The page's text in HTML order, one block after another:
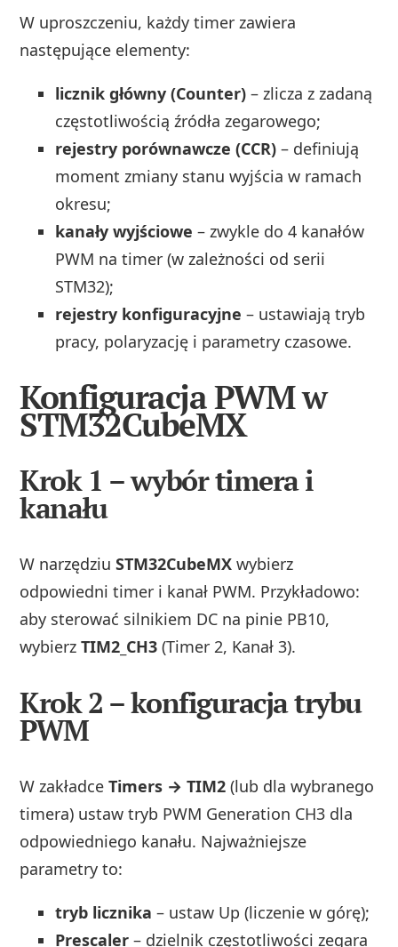
W uproszczeniu, każdy timer zawiera
następujące elementy:
licznik główny (Counter) – zlicza z zadaną
częstotliwością źródła zegarowego;
rejestry porównawcze (CCR) – definiują
moment zmiany stanu wyjścia w ramach
okresu;
kanały wyjściowe – zwykle do 4 kanałów
PWM na timer (w zależności od serii
STM32);
rejestry konfiguracyjne – ustawiają tryb
pracy, polaryzację i parametry czasowe.
Konfiguracja PWM w
STM32CubeMX
Krok 1 – wybór timera i
kanału
W narzędziuSTM32CubeMX wybierz
odpowiedni timer i kanał PWM. Przykładowo:
aby sterować silnikiem DC na pinie PB10,
wybierzTIM2_CH3 (Timer 2, Kanał 3).
Krok 2 – konfiguracja trybu
PWM
W zakładceTimers → TIM2 (lub dla wybranego
timera) ustaw tryb PWM Generation CH3 dla
odpowiedniego kanału. Najważniejsze
parametry to:
tryb licznika – ustaw Up (liczenie w górę);
Prescaler – dzielnik częstotliwości zegara